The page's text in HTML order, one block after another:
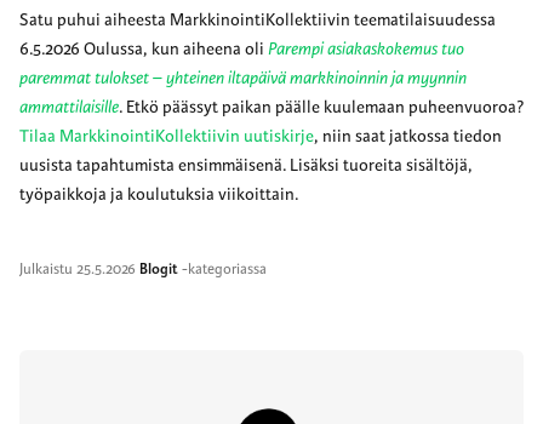
Satu puhui aiheesta MarkkinointiKollektiivin teematilaisuudessa
6.5.2026 Oulussa, kun aiheena oli Parempi asiakaskokemus tuo
paremmat tulokset – yhteinen iltapäivä markkinoinnin ja myynnin
ammattilaisille. Etkö päässyt paikan päälle kuulemaan puheenvuoroa?
Tilaa MarkkinointiKollektiivin uutiskirje, niin saat jatkossa tiedon
uusista tapahtumista ensimmäisenä. Lisäksi tuoreita sisältöjä,
työpaikkoja ja koulutuksia viikoittain.
Julkaistu 25.5.2026 Blogit-kategoriassa